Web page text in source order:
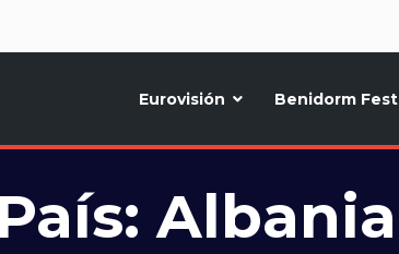
Eurovisión Benidorm Fest
País:Albania